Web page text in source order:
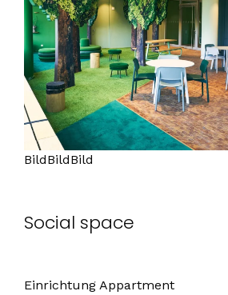
BildBildBild
Social space
Einrichtung Appartment